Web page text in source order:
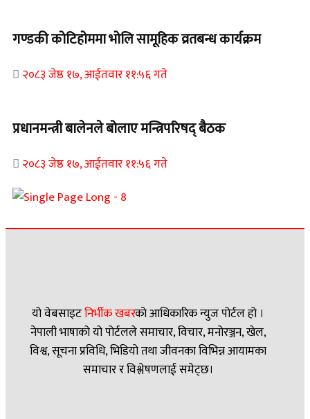
गण्डकी कोटिहोममा भोलि सामूहिक व्रतबन्ध कार्यक्रम
२०८३ जेष्ठ १७, आईतवार ११:५६ गते
प्रधानमन्त्री बालेनले बोलाए मन्त्रिपरिषद् बैठक
२०८३ जेष्ठ १७, आईतवार ११:५६ गते
यो वेबसाइटनिर्भीक खबरकाे आधिकारिक न्युज पोर्टल हो ।
नेपाली भाषाको यो पोर्टलले समाचार, विचार, मनोरञ्जन, खेल,
विश्व, सूचना प्रविधि, भिडियो तथा जीवनका विभिन्न आयामका
समाचार र विश्लेषणलाई समेट्छ।